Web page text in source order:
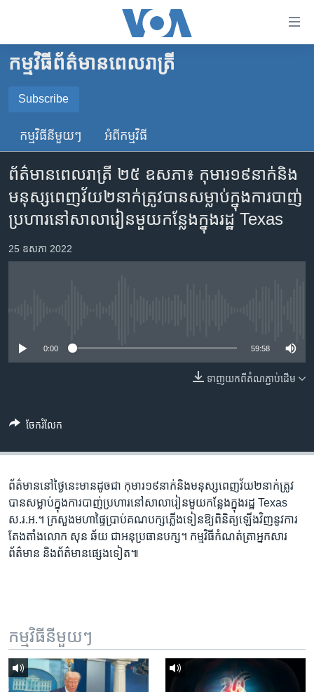
គេហទំព័រ​
ទាក់ទង
រំលង​
ទំព័រ​
ព័ត៌មាន​​
តែ​
ម្តង
រំលង​
និង​
រំលង​
កាន់​
ស្វែង​
កម្ពុជា
អន្តរជាតិ
ចិន
ហេឡូវីអូអេ
កម្ពុជាច្នៃប្រតិដ្ឋ
ព្រឹត្តិការណ៍ព័ត៌មាន
ទូរទស្សន៍ / វីដេអូ​
កម្មវិធី​ព័ត៌មាន​ពេលរាត្រី
Subscribe
SUBSCRIBE
YouTube Music
Spotify
កម្មវិធី​នីមួយៗ អំពី​កម្មវិធី​
ព័ត៌មានពេលរាត្រី ២៥ ឧសភា៖ កុមារ​១៩នាក់​និង​
មនុស្ស​ពេញវ័យ​២នាក់​ត្រូវ​បាន​សម្លាប់​ក្នុង​ការបាញ់​
ប្រហារ​នៅ​សាលារៀន​មួយ​កន្លែង​ក្នុង​រដ្ឋ Texas
25 ឧសភា 2022
0:00 59:58
ទាញ​យក​ពី​តំណភ្ជាប់​ដើម
ចែករំលែក
ព័ត៌មាននៅថ្ងៃនេះមានដូចជា កុមារ១៩នាក់​និង​មនុស្ស​ពេញវ័យ​២នាក់​ត្រូវ
បាន​សម្លាប់​ក្នុង​ការបាញ់​ប្រហារ​នៅ​សាលារៀន​មួយកន្លែង​ក្នុងរដ្ឋ Texas
ស.រ.អ.។ ក្រសួង​មហាផ្ទៃ​ប្រាប់​គណបក្ស​ភ្លើងទៀនឱ្យ​ពិនិត្យ​ឡើងវិញ​នូវ​ការ
តែងតាំង​លោក សុន ឆ័យ ជា​អនុប្រធាន​បក្ស។ កម្មវិធី​កំណត់ត្រា​អ្នកសារ
ព័ត៌មាន និងព័ត៌មានផ្សេងទៀត៕
កម្មវិធី​នីមួយៗ